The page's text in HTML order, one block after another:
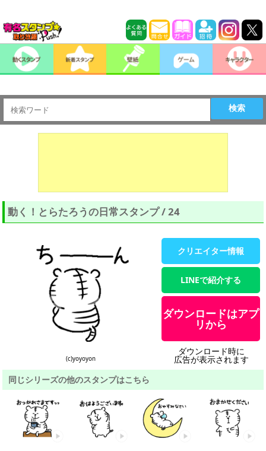
検索
動く！とらたろうの日常スタンプ / 24
(c)yoyoyon
クリエイター情報
LINEで紹介する
ダウンロードはアプ
リから
ダウンロード時に
広告が表示されます
同じシリーズの他のスタンプはこちら